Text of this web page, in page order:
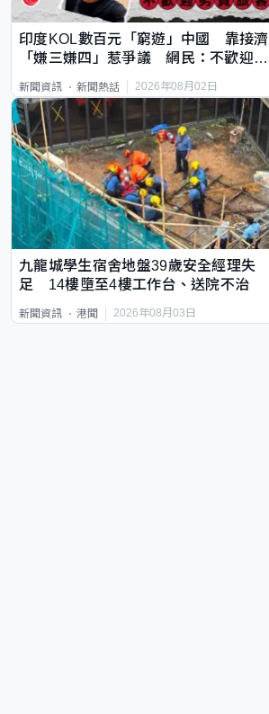
印度KOL數百元「窮遊」中國 靠接濟
「嫌三嫌四」惹爭議 網民：不歡迎劣
新聞資訊 新聞熱話 2026年08月02日
九龍城學生宿舍地盤39歲安全經理失
足 14樓墮至4樓工作台、送院不治
新聞資訊 港聞 2026年08月03日